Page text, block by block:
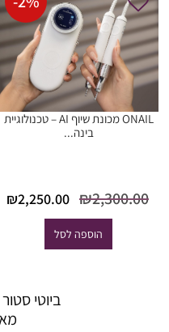
ONAIL מכונת שיוף AI – טכנולוגיית
בינה...
₪2,300.00
המחיר
המקורי היה:
₪2,300.00.
₪2,250.00
הוספה לסל
ביוטי
מאז